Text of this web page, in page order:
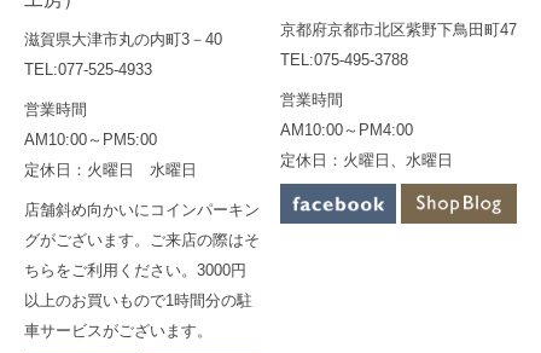
滋賀県大津市丸の内町3－40
TEL:077-525-4933
営業時間
AM10:00～PM5:00
定休日：火曜日 水曜日
店舗斜め向かいにコインパーキン
グがございます。ご来店の際はそ
ちらをご利用ください。3000円
以上のお買いもので1時間分の駐
車サービスがございます。
京都府京都市北区紫野下鳥田町47
TEL:075-495-3788
営業時間
AM10:00～PM4:00
定休日：火曜日、水曜日